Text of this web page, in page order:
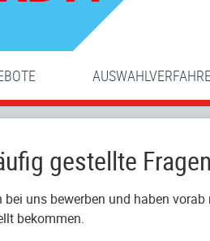
gestellte Fragen
uns bewerben und haben
bekommen.